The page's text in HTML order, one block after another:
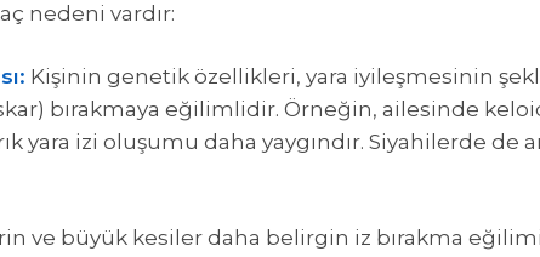
nedeni vardır:
Kişinin genetik özellikleri, yara iyileşmesinin
bırakmaya eğilimlidir. Örneğin, ailesinde
yara izi oluşumu daha yaygındır. Siyahilerde de
ve büyük kesiler daha belirgin iz bırakma